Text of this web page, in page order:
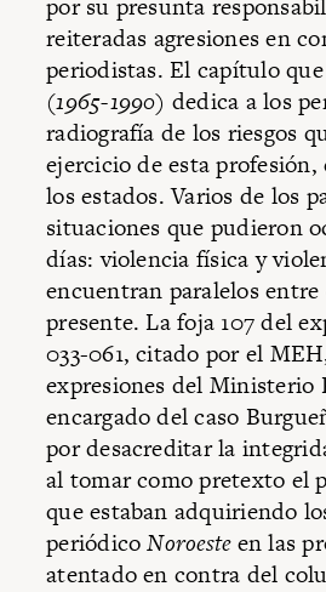
reiteradas agresiones en
periodistas. El capítulo
(1965-1990) dedica a los
radiografía de los riesgos
ejercicio de esta profesión,
los estados. Varios de los
situaciones que pudieron
días: violencia física y
encuentran paralelos entre
presente. La foja 107 del
033-061, citado por el
expresiones del Ministerio
encargado del caso
por desacreditar la
al tomar como pretexto el
que estaban adquiriendo
periódicoNoroesteen las
atentado en contra del